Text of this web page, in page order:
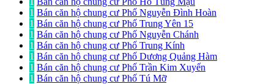
1 Bán căn hộ chung cư Phố Nguyễn Đình Hoàn
1 Bán căn hộ chung cư Phố Trung Yên 15
1 Bán căn hộ chung cư Phố Nguyễn Chánh
1 Bán căn hộ chung cư Phố Trung Kính
1 Bán căn hộ chung cư Phố Dương Quảng Hàm
1 Bán căn hộ chung cư Phố Trần Kim Xuyến
1 Bán căn hộ chung cư Phố Tú Mỡ